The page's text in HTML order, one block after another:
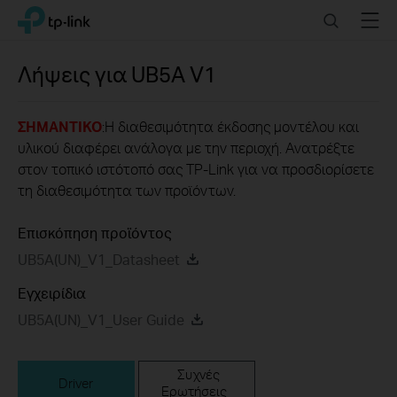
Click
navigation
TP-Link, Reliably Smart SearchMenu
Λήψεις για UB5A V1
ΣΗΜΑΝΤΙΚΟ:Η διαθεσιμότητα έκδοσης μοντέλου και
υλικού διαφέρει ανάλογα με την περιοχή. Ανατρέξτε
στον τοπικό ιστότοπό σας TP-Link για να προσδιορίσετε
τη διαθεσιμότητα των προϊόντων.
Επισκόπηση προϊόντος
UB5A(UN)_V1_Datasheet
Εγχειρίδια
UB5A(UN)_V1_User Guide
Driver
Συχνές
Ερωτήσεις